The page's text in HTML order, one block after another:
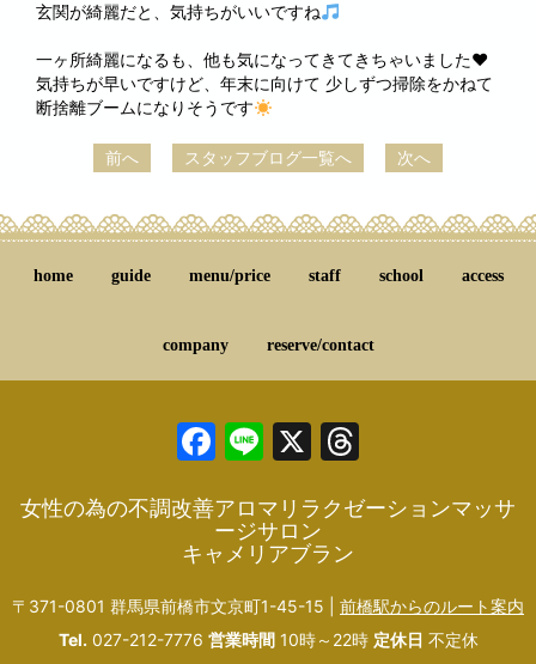
玄関が綺麗だと、気持ちがいいですね
一ヶ所綺麗になるも、他も気になってきてきちゃいました♥️
気持ちが早いですけど、年末に向けて 少しずつ掃除をかねて
断捨離ブームになりそうです
前へ スタッフブログ一覧へ 次へ
home guide menu/price staff school access
company reserve/contact
Facebook
Line
X
女性の為の不調改善アロマリラクゼーションマッサ
ージサロン
キャメリアブラン
〒371-0801 群馬県前橋市文京町1-45-15 | 前橋駅からのルート案内
Tel. 027-212-7776 営業時間10時～22時 定休日 不定休